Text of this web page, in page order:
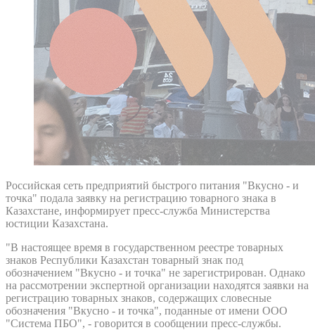
Российская сеть предприятий быстрого питания "Вкусно - и
точка" подала заявку на регистрацию товарного знака в
Казахстане, информирует пресс-служба Министерства
юстиции Казахстана.
"В настоящее время в государственном реестре товарных
знаков Республики Казахстан товарный знак под
обозначением "Вкусно - и точка" не зарегистрирован. Однако
на рассмотрении экспертной организации находятся заявки на
регистрацию товарных знаков, содержащих словесные
обозначения "Вкусно - и точка", поданные от имени ООО
"Система ПБО", - говорится в сообщении пресс-службы.